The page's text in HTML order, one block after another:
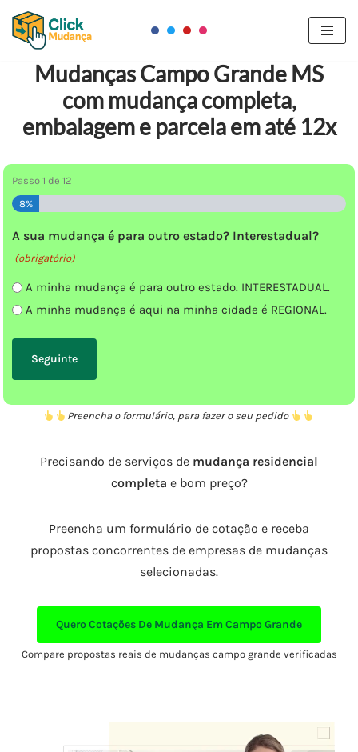
Pular
para
conteúdo
Mudanças Campo Grande MS
com mudança completa,
embalagem e parcela em até 12x
Passo1 de12
8%
A sua mudança é para outro estado? Interestadual?
(obrigatório)
A minha mudança é para outro estado. INTERESTADUAL.
A minha mudança é aqui na minha cidade é REGIONAL.
Preencha o formulário, para fazer o seu pedido
Precisando de serviços de mudança residencial
completa e bom preço?
Preencha um formulário de cotação e receba
propostas concorrentes de empresas de mudanças
selecionadas.
Quero Cotações De Mudança Em Campo Grande
Compare propostas reais de mudanças campo grande verificadas